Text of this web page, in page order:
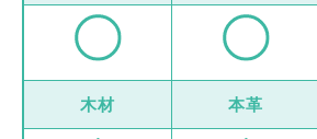
木材 本革